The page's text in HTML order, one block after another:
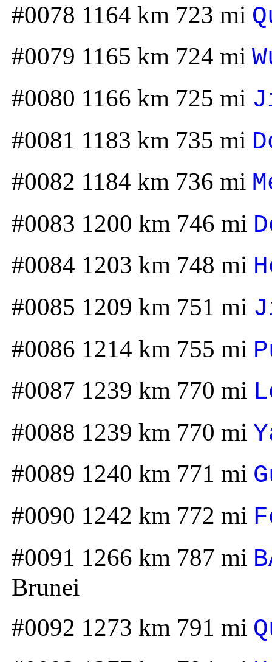
#0078 1164 km 723 mi
#0079 1165 km 724 mi
#0080 1166 km 725 mi
#0081 1183 km 735 mi
#0082 1184 km 736 mi
#0083 1200 km 746 mi
#0084 1203 km 748 mi
#0085 1209 km 751 mi
#0086 1214 km 755 mi
#0087 1239 km 770 mi
#0088 1239 km 770 mi
#0089 1240 km 771 mi
#0090 1242 km 772 mi
#0091 1266 km 787 mi
Brunei
#0092 1273 km 791 mi